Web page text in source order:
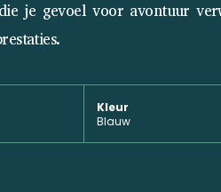
je gevoel voor avontuur
Kleur
Blauw